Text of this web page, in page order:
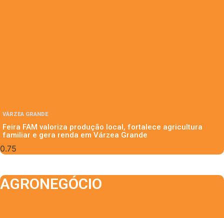
VÁRZEA GRANDE
Feira FAM valoriza produção local, fortalece agricultura
familiar e gera renda em Várzea Grande
AGRONEGÓCIO